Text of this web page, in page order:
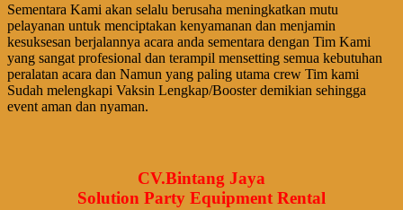
Sementara Kami akan selalu berusaha meningkatkan mutu
pelayanan untuk menciptakan kenyamanan dan menjamin
kesuksesan berjalannya acara anda sementara dengan Tim Kami
yang sangat profesional dan terampil mensetting semua kebutuhan
peralatan acara dan Namun yang paling utama crew Tim kami
Sudah melengkapi Vaksin Lengkap/Booster demikian sehingga
event aman dan nyaman.
CV.Bintang Jaya
Solution Party Equipment Rental